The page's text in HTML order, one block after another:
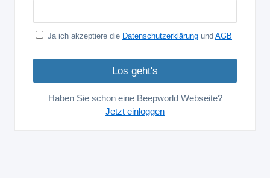
Ja ich akzeptiere die Datenschutzerklärung und AGB
Haben Sie schon eine Beepworld Webseite?
Jetzt einloggen